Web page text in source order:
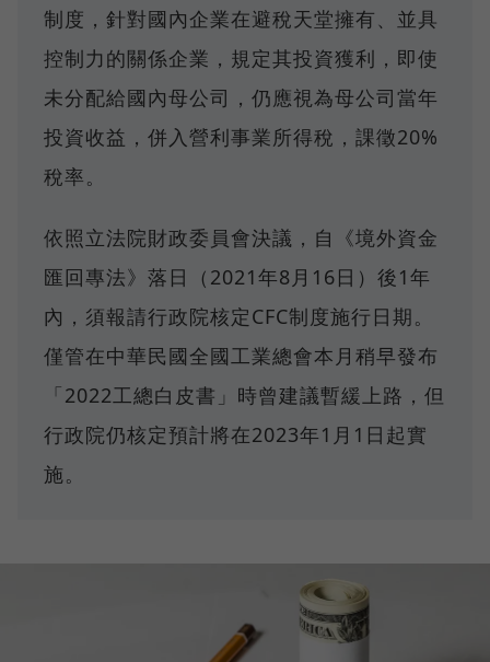
制度，針對國內企業在避稅天堂擁有、並具
控制力的關係企業，規定其投資獲利，即使
未分配給國內母公司，仍應視為母公司當年
投資收益，併入營利事業所得稅，課徵20%
稅率。
依照立法院財政委員會決議，自《境外資金
匯回專法》落日（2021年8月16日）後1年
內，須報請行政院核定CFC制度施行日期。
僅管在中華民國全國工業總會本月稍早發布
「2022工總白皮書」時曾建議暫緩上路，但
行政院仍核定預計將在2023年1月1日起實
施。